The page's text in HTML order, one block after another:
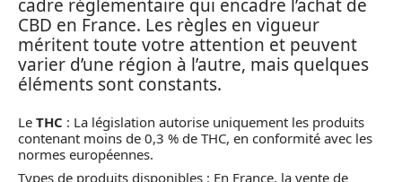
cadre réglementaire qui encadre l’achat de
CBD en France. Les règles en vigueur
méritent toute votre attention et peuvent
varier d’une région à l’autre, mais quelques
éléments sont constants.
Le THC : La législation autorise uniquement les produits
contenant moins de 0,3 % de THC, en conformité avec les
normes européennes.
Types de produits disponibles : En France, la vente de